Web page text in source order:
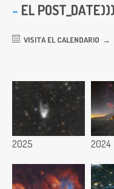
EL
VISITA EL CALENDARIO
2025 2024